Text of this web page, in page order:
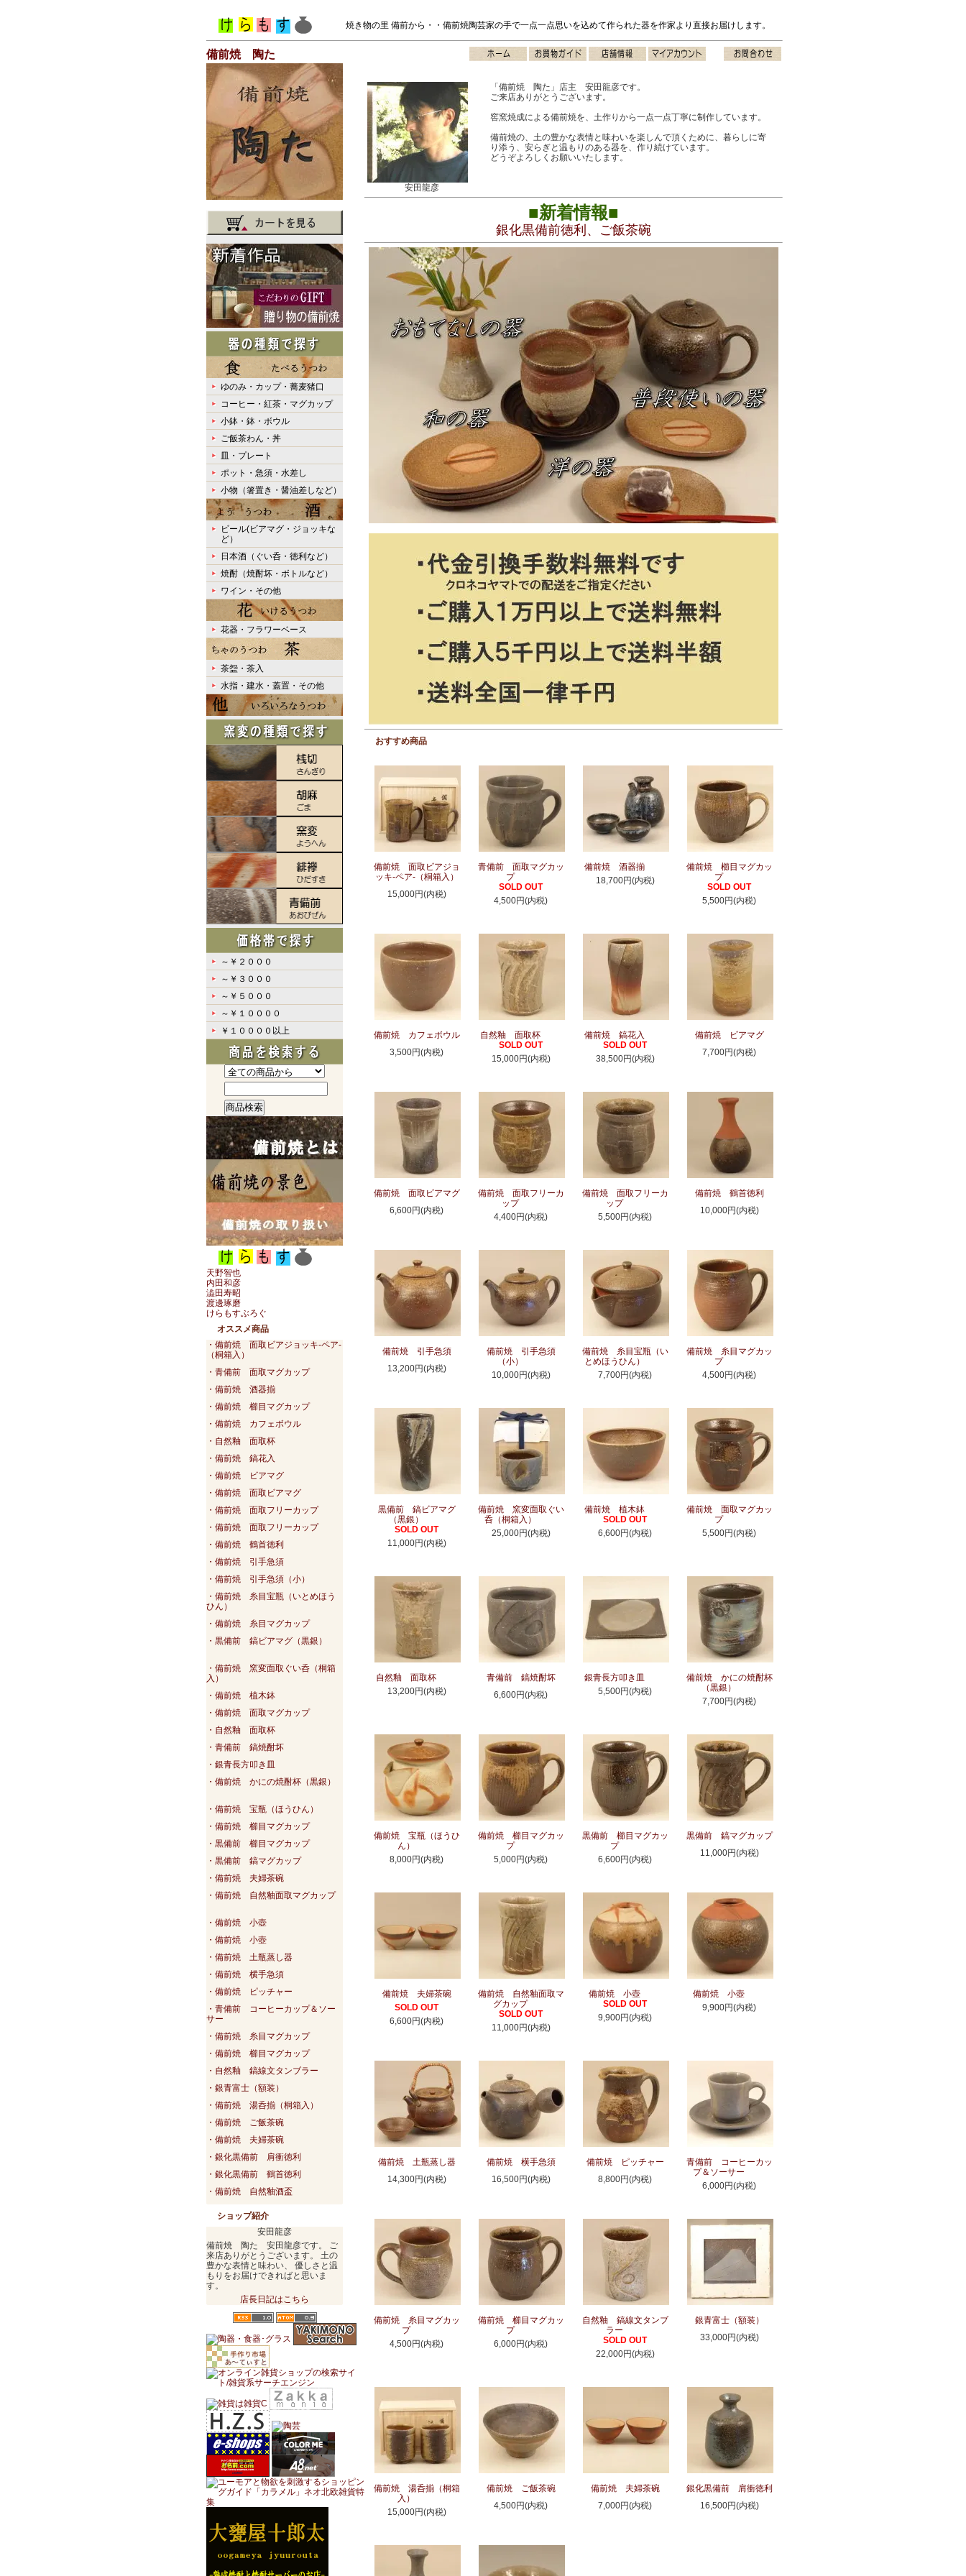
焼き物の里 備前から・・備前焼陶芸家の手で一点一点思いを込めて作られた器を作家より直接お届けします。
備前焼 陶た
ゆのみ・カップ・蕎麦猪口
コーヒー・紅茶・マグカップ
小鉢・鉢・ボウル
ご飯茶わん・丼
皿・プレート
ポット・急須・水差し
小物（箸置き・醤油差しなど）
ビール(ビアマグ・ジョッキな
ど）
日本酒（ぐい呑・徳利など）
焼酎（焼酎坏・ボトルなど）
ワイン・その他
花器・フラワーベース
茶盌・茶入
水指・建水・蓋置・その他
～￥２０００
～￥３０００
～￥５０００
～￥１００００
￥１００００以上
天野智也
内田和彦
澁田寿昭
渡邊琢磨
けらもすぶろぐ
オススメ商品
・備前焼 面取ビアジョッキ-ペア-
（桐箱入）
・青備前 面取マグカップ
・備前焼 酒器揃
・備前焼 櫛目マグカップ
・備前焼 カフェボウル
・自然釉 面取杯
・備前焼 鎬花入
・備前焼 ビアマグ
・備前焼 面取ビアマグ
・備前焼 面取フリーカップ
・備前焼 面取フリーカップ
・備前焼 鶴首徳利
・備前焼 引手急須
・備前焼 引手急須（小）
・備前焼 糸目宝瓶（いとめほう
ひん）
・備前焼 糸目マグカップ
・黒備前 鎬ビアマグ（黒銀）
・備前焼 窯変面取ぐい呑（桐箱
入）
・備前焼 植木鉢
・備前焼 面取マグカップ
・自然釉 面取杯
・青備前 鎬焼酎坏
・銀青長方叩き皿
・備前焼 かにの焼酎杯（黒銀）
・備前焼 宝瓶（ほうひん）
・備前焼 櫛目マグカップ
・黒備前 櫛目マグカップ
・黒備前 鎬マグカップ
・備前焼 夫婦茶碗
・備前焼 自然釉面取マグカップ
・備前焼 小壺
・備前焼 小壺
・備前焼 土瓶蒸し器
・備前焼 横手急須
・備前焼 ピッチャー
・青備前 コーヒーカップ＆ソー
サー
・備前焼 糸目マグカップ
・備前焼 櫛目マグカップ
・自然釉 鎬線文タンブラー
・銀青富士（額装）
・備前焼 湯呑揃（桐箱入）
・備前焼 ご飯茶碗
・備前焼 夫婦茶碗
・銀化黒備前 肩衝徳利
・銀化黒備前 鶴首徳利
・備前焼 自然釉酒盃
ショップ紹介
安田龍彦
備前焼 陶た 安田龍彦です。 ご
来店ありがとうございます。 土の
豊かな表情と味わい、 優しさと温
もりをお届けできればと思いま
す。
店長日記はこちら
安田龍彦
「備前焼 陶た」店主 安田龍彦です。
ご来店ありがとうございます。
窖窯焼成による備前焼を、土作りから一点一点丁寧に制作しています。
備前焼の、土の豊かな表情と味わいを楽しんで頂くために、暮らしに寄
り添う、安らぎと温もりのある器を、作り続けています。
どうぞよろしくお願いいたします。
■新着情報■
銀化黒備前徳利、ご飯茶碗
おすすめ商品
備前焼 面取ビアジョ
ッキ-ペア-（桐箱入）
15,000円(内税)
青備前 面取マグカッ
プ
SOLD OUT
4,500円(内税)
備前焼 酒器揃
18,700円(内税)
備前焼 櫛目マグカッ
プ
SOLD OUT
5,500円(内税)
備前焼 カフェボウル
3,500円(内税)
自然釉 面取杯
SOLD OUT
15,000円(内税)
備前焼 鎬花入
SOLD OUT
38,500円(内税)
備前焼 ビアマグ
7,700円(内税)
備前焼 面取ビアマグ
6,600円(内税)
備前焼 面取フリーカ
ップ
4,400円(内税)
備前焼 面取フリーカ
ップ
5,500円(内税)
備前焼 鶴首徳利
10,000円(内税)
備前焼 引手急須
13,200円(内税)
備前焼 引手急須
（小）
10,000円(内税)
備前焼 糸目宝瓶（い
とめほうひん）
7,700円(内税)
備前焼 糸目マグカッ
プ
4,500円(内税)
黒備前 鎬ビアマグ
（黒銀）
SOLD OUT
11,000円(内税)
備前焼 窯変面取ぐい
呑（桐箱入）
25,000円(内税)
備前焼 植木鉢
SOLD OUT
6,600円(内税)
備前焼 面取マグカッ
プ
5,500円(内税)
自然釉 面取杯
13,200円(内税)
青備前 鎬焼酎坏
6,600円(内税)
銀青長方叩き皿
5,500円(内税)
備前焼 かにの焼酎杯
（黒銀）
7,700円(内税)
備前焼 宝瓶（ほうひ
ん）
8,000円(内税)
備前焼 櫛目マグカッ
プ
5,000円(内税)
黒備前 櫛目マグカッ
プ
6,600円(内税)
黒備前 鎬マグカップ
11,000円(内税)
備前焼 夫婦茶碗
SOLD OUT
6,600円(内税)
備前焼 自然釉面取マ
グカップ
SOLD OUT
11,000円(内税)
備前焼 小壺
SOLD OUT
9,900円(内税)
備前焼 小壺
9,900円(内税)
備前焼 土瓶蒸し器
14,300円(内税)
備前焼 横手急須
16,500円(内税)
備前焼 ピッチャー
8,800円(内税)
青備前 コーヒーカッ
プ＆ソーサー
6,000円(内税)
備前焼 糸目マグカッ
プ
4,500円(内税)
備前焼 櫛目マグカッ
プ
6,000円(内税)
自然釉 鎬線文タンブ
ラー
SOLD OUT
22,000円(内税)
銀青富士（額装）
33,000円(内税)
備前焼 湯呑揃（桐箱
入）
15,000円(内税)
備前焼 ご飯茶碗
4,500円(内税)
備前焼 夫婦茶碗
7,000円(内税)
銀化黒備前 肩衝徳利
16,500円(内税)